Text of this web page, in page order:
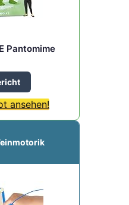
Pantomime
ansehen!